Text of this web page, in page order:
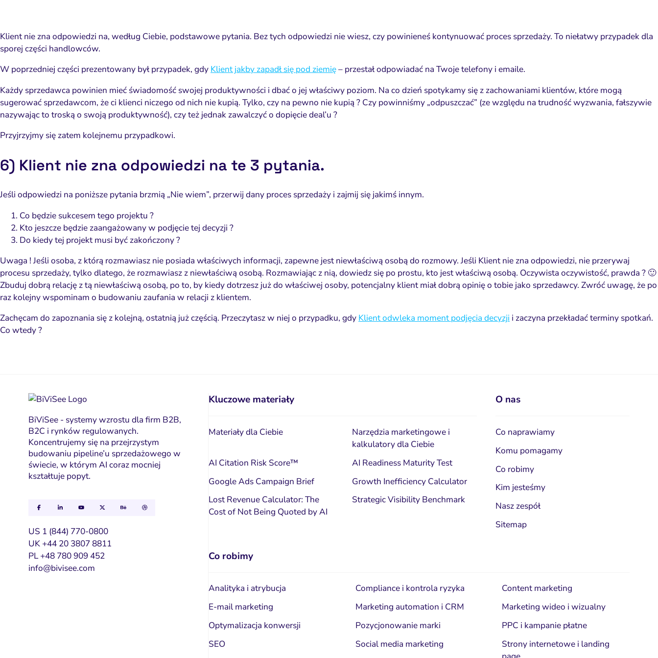
Klient nie zna odpowiedzi na, według Ciebie, podstawowe pytania. Bez tych odpowiedzi nie wiesz, czy powinieneś kontynuować proces sprzedaży. To niełatwy przypadek dla
sporej części handlowców.
W poprzedniej części prezentowany był przypadek, gdy Klient jakby zapadł się pod ziemię– przestał odpowiadać na Twoje telefony i emaile.
Każdy sprzedawca powinien mieć świadomość swojej produktywności i dbać o jej właściwy poziom. Na co dzień spotykamy się z zachowaniami klientów, które mogą
sugerować sprzedawcom, że ci klienci niczego od nich nie kupią. Tylko, czy na pewno nie kupią ? Czy powinniśmy „odpuszczać” (ze względu na trudność wyzwania, fałszywie
nazywając to troską o swoją produktywność), czy też jednak zawalczyć o dopięcie deal’u ?
Przyjrzyjmy się zatem kolejnemu przypadkowi.
6) Klient nie zna odpowiedzi na te 3 pytania.
Jeśli odpowiedzi na poniższe pytania brzmią „Nie wiem”, przerwij dany proces sprzedaży i zajmij się jakimś innym.
Co będzie sukcesem tego projektu ?
Kto jeszcze będzie zaangażowany w podjęcie tej decyzji ?
Do kiedy tej projekt musi być zakończony ?
Uwaga ! Jeśli osoba, z którą rozmawiasz nie posiada właściwych informacji, zapewne jest niewłaściwą osobą do rozmowy. Jeśli Klient nie zna odpowiedzi, nie przerywaj
procesu sprzedaży, tylko dlatego, że rozmawiasz z niewłaściwą osobą. Rozmawiając z nią, dowiedz się po prostu, kto jest właściwą osobą. Oczywista oczywistość, prawda ? 🙂
Zbuduj dobrą relację z tą niewłaściwą osobą, po to, by kiedy dotrzesz już do właściwej osoby, potencjalny klient miał dobrą opinię o tobie jako sprzedawcy. Zwróć uwagę, że po
raz kolejny wspominam o budowaniu zaufania w relacji z klientem.
Zachęcam do zapoznania się z kolejną, ostatnią już częścią. Przeczytasz w niej o przypadku, gdy Klient odwleka moment podjęcia decyzji i zaczyna przekładać terminy spotkań.
Co wtedy ?
BiViSee - systemy wzrostu dla firm B2B,
B2C i rynków regulowanych.
Koncentrujemy się na przejrzystym
budowaniu pipeline’u sprzedażowego w
świecie, w którym AI coraz mocniej
kształtuje popyt.
US 1 (844) 770-0800
UK +44 20 3807 8811
PL +48 780 909 452
info@bivisee.com
Kluczowe materiały
Materiały dla Ciebie
Narzędzia marketingowe i
kalkulatory dla Ciebie
AI Citation Risk Score™
AI Readiness Maturity Test
Google Ads Campaign Brief
Growth Inefficiency Calculator
Lost Revenue Calculator: The
Cost of Not Being Quoted by AI
Strategic Visibility Benchmark
Co robimy
Analityka i atrybucja Compliance i kontrola ryzyka
Content marketing
E-mail marketing
Marketing automation i CRM
Marketing wideo i wizualny
Optymalizacja konwersji
Pozycjonowanie marki
PPC i kampanie płatne
SEO
Social media marketing
Strony internetowe i landing
O nas
Co naprawiamy
Komu pomagamy
Co robimy
Kim jesteśmy
Nasz zespół
Sitemap